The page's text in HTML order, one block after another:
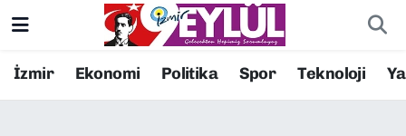
İzmir Ekonomi Politika Spor Teknoloji
Resmi İlanlar
Konak Nöbetçi Eczaneler